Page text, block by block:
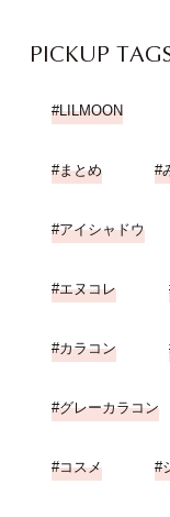
PICKUP
LILMOON
まとめ
アイシャドウ
エヌコレ
カラコン
グレーカラコン
コスメ